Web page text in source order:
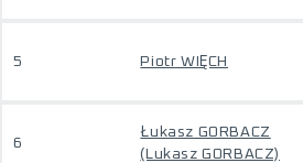
5 Piotr WIĘCH
6
Łukasz GORBACZ
(Lukasz GORBACZ)